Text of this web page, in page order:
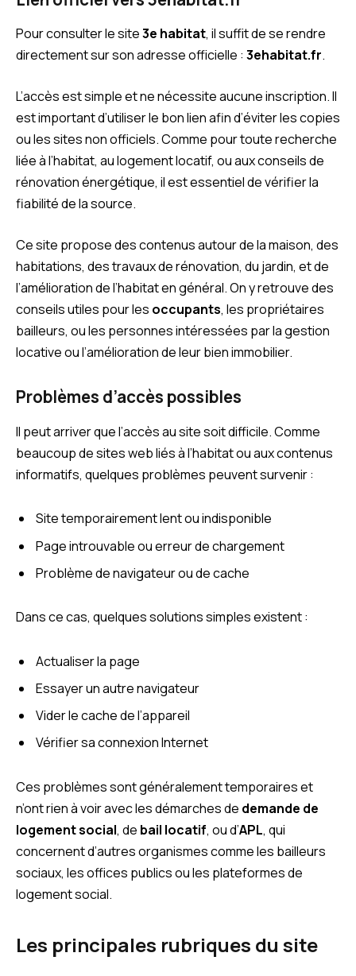
Pour consulter le site3e habitat, il suffit de se rendre
directement sur son adresse officielle : 3ehabitat.fr.
L’accès est simple et ne nécessite aucune inscription. Il
est important d’utiliser le bon lien afin d’éviter les copies
ou les sites non officiels. Comme pour toute recherche
liée à l’habitat, au logement locatif, ou aux conseils de
rénovation énergétique, il est essentiel de vérifier la
fiabilité de la source.
Ce site propose des contenus autour de la maison, des
habitations, des travaux de rénovation, du jardin, et de
l’amélioration de l’habitat en général. On y retrouve des
conseils utiles pour les occupants, les propriétaires
bailleurs, ou les personnes intéressées par la gestion
locative ou l’amélioration de leur bien immobilier.
Problèmes d’accès possibles
Il peut arriver que l’accès au site soit difficile. Comme
beaucoup de sites web liés à l’habitat ou aux contenus
informatifs, quelques problèmes peuvent survenir :
Site temporairement lent ou indisponible
Page introuvable ou erreur de chargement
Problème de navigateur ou de cache
Dans ce cas, quelques solutions simples existent :
Actualiser la page
Essayer un autre navigateur
Vider le cache de l’appareil
Vérifier sa connexion Internet
Ces problèmes sont généralement temporaires et
n’ont rien à voir avec les démarches de demande de
logement social, de bail locatif, ou d’APL, qui
concernent d’autres organismes comme les bailleurs
sociaux, les offices publics ou les plateformes de
logement social.
Les principales rubriques du site